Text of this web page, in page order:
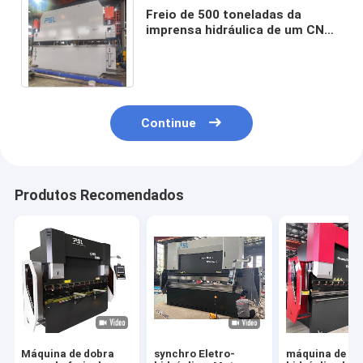
Freio de 500 toneladas da
imprensa hidráulica de um CNC
Continue
Produtos Recomendados
Máquina de dobra
synchro Eletro-
máquina de